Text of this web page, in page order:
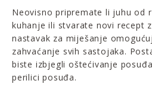
Neovisno pripremate li juhu od
kuhanje ili stvarate novi recept
nastavak za miješanje
zahvaćanje svih sastojaka.
biste izbjegli oštećivanje
perilici posuđa.